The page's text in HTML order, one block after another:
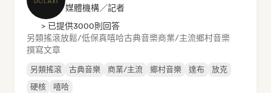
媒體機構／記者
> 已提供3000則回答
另類搖滾放鬆/低保真嘻哈古典音樂商業/主流鄉村音樂
撰寫文章
另類搖滾 古典音樂 商業/主流 鄉村音樂 達布
放克
硬核
嘻哈